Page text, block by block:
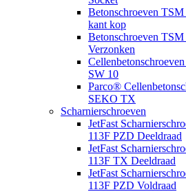
Betonschroeven
kant kop
Betonschroeven
Verzonken
SW 10
Parco®
SEKO TX
Scharnierschroeven
JetFast
113F PZD Deeldraad
JetFast
113F TX Deeldraad
JetFast
113F PZD Voldraad